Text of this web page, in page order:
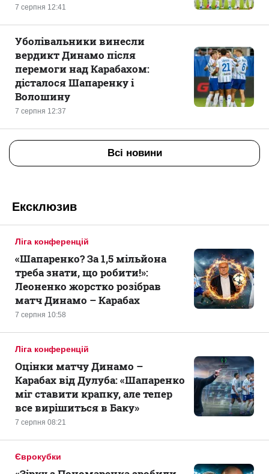
7 серпня 12:41
7 серпня 12:37
Уболівальники винесли
вердикт Динамо після
перемоги над Карабахом:
дісталося Шапаренку і
Волошину
Всі новини
Ексклюзив
Ліга конференцій
7 серпня 10:58
«Шапаренко? За 1,5 мільйона
треба знати, що робити!»:
Леоненко жорстко розібрав
матч Динамо – Карабах
Ліга конференцій
7 серпня 08:21
Оцінки матчу Динамо –
Карабах від Дулуба: «Шапаренко
міг ставити крапку, але тепер
все вирішиться в Баку»
Єврокубки